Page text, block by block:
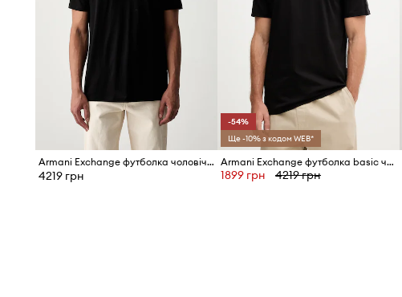
Armani Exchange футболка чоловіча бавовняна
4219 грн
-54%
Ще -10% з кодом WEB*
Armani Exchange футболка basic чоловіча бавовняна
1899 грн 4219 грн